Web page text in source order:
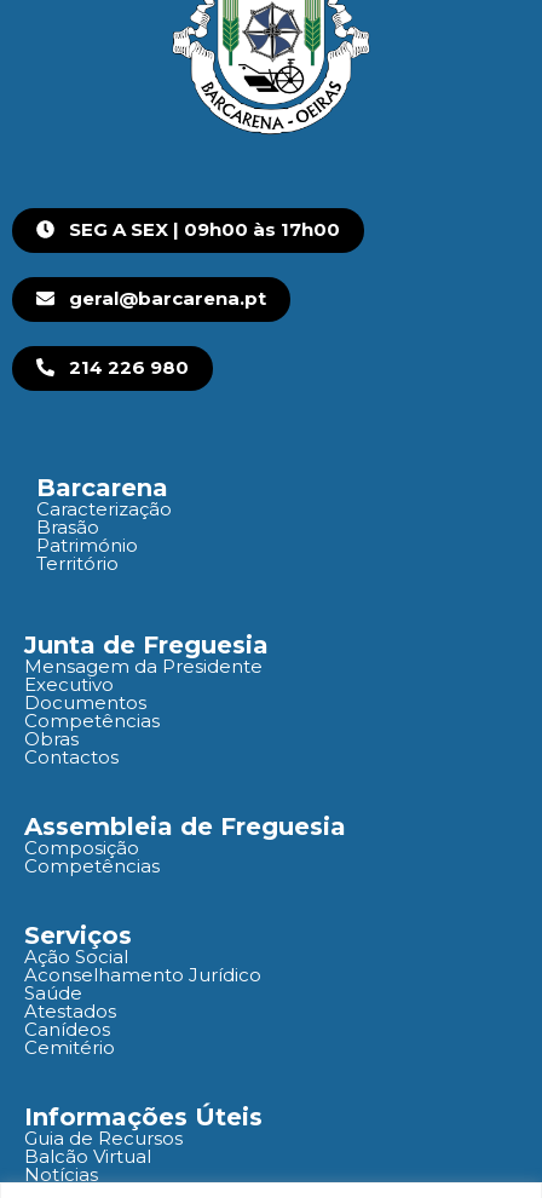
SEG A SEX | 09h00 às 17h00
geral@barcarena.pt
214 226 980
Barcarena
Caracterização
Brasão
Património
Território
Junta de Freguesia
Mensagem da Presidente
Executivo
Documentos
Competências
Obras
Contactos
Assembleia de Freguesia
Composição
Competências
Serviços
Ação Social
Aconselhamento Jurídico
Saúde
Atestados
Canídeos
Cemitério
Informações Úteis
Guia de Recursos
Balcão Virtual
Notícias